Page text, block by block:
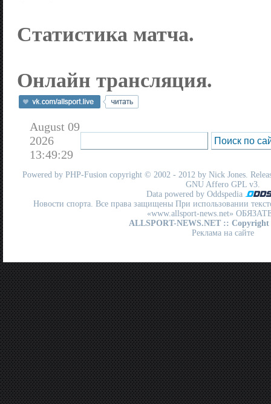
Статистика матча.
Онлайн трансляция.
August 09
2026
13:49:29
Powered by PHP-Fusion copyright © 2002 - 2012 by Nick Jones.
GNU Affero GPL v3.
Data powered by Oddspedia
Новости спорта. Все права защищены При использовании
«www.allsport-news.net»
ALLSPORT-NEWS.NET :: Copyright
Реклама на сайте